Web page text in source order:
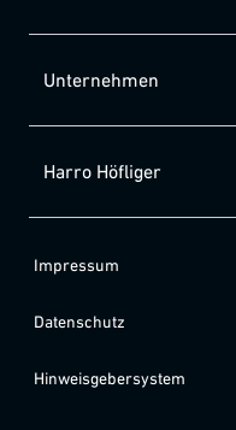
Unternehmen
Harro Höfliger
Impressum
Datenschutz
Hinweisgebersystem